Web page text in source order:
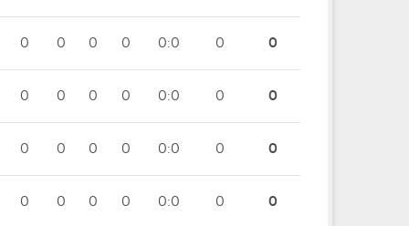
0 0 0 0 0:0 0 0
0 0 0 0 0:0 0 0
0 0 0 0 0:0 0 0
0 0 0 0 0:0 0 0